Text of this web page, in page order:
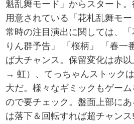
魁乱舞モード」からスタート
用意されている「花札乱舞モ
常時の注目演出に関しては、
りん群予告」 「桜柄」 「春一
ば大チャンス。保留変化は赤
→ 虹）、てっちゃんストック
大だ。様々なギミックもゲー
ので要チェック。盤面上部にあ
は落下＆回転すれば超チャン